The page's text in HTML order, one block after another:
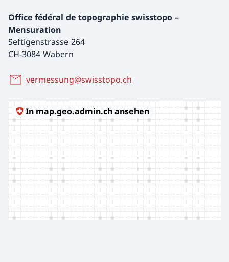
Office fédéral de topographie swisstopo –
Mensuration
Seftigenstrasse 264
CH-3084 Wabern
vermessung@swisstopo.ch